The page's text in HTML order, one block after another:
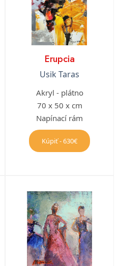
Erupcia
Usik Taras
Akryl - plátno
70 x 50 x cm
Napínací rám
Kúpiť - 630€